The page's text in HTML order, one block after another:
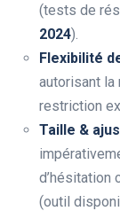
(tests de
2024).
Flexibilité
autorisant la
restriction
Taille &
d’hésitation
(outil